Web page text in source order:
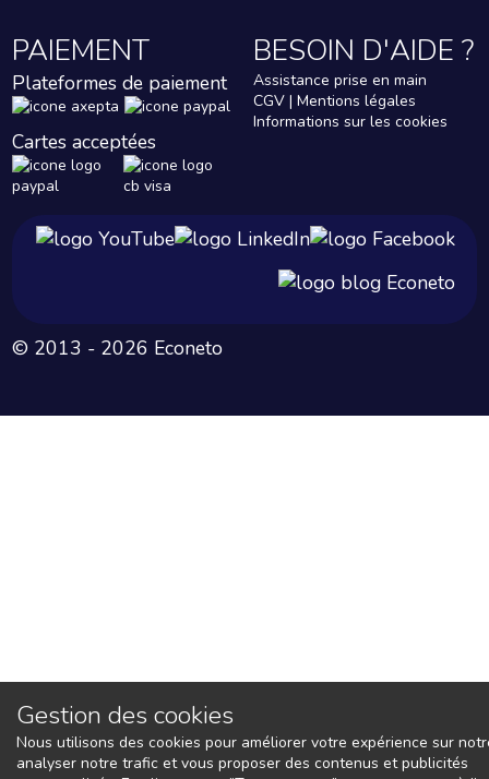
Gestion des cookies
Nous utilisons des cookies pour améliorer votre expérience sur
analyser notre trafic et vous proposer des contenus et publicités
PAIEMENT
Plateformes de paiement
Cartes acceptées
BESOIN D'AIDE ?
Assistance prise en main
CGV | Mentions légales
Informations sur les cookies
© 2013 - 2026 Econeto